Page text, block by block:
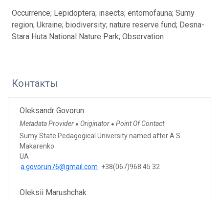
Occurrence; Lepidoptera; insects; entomofauna; Sumy
region; Ukraine; biodiversity; nature reserve fund; Desna-
Stara Huta National Nature Park; Observation
Контакты
Oleksandr Govorun
Metadata Provider ● Originator ● Point Of Contact
Sumy State Pedagogical University named after A.S.
Makarenko
UA
a.govorun76@gmail.com +38(067)968 45 32
Oleksii Marushchak